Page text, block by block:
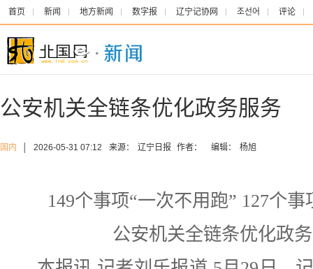
首页 新闻 地方新闻 数字报 辽宁记协网 조선어 评论
公安机关全链条优化政务服务
国内 2026-05-31 07:12 来源： 辽宁日报 作者： 编辑： 杨旭
149个事项“一次不用跑” 127个事
公安机关全链条优化政